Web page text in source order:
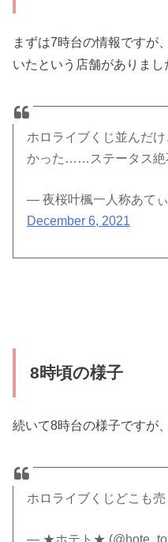
まずは7時台の情報ですが
いたという店舗がありまし
ホロライブくじ並んだ
かった……ステータス絶
— 夜桜叶楓一人称あて
December 6, 2021
8時頃の様子
続いて8時台の様子ですが
ホロライブくじどこも